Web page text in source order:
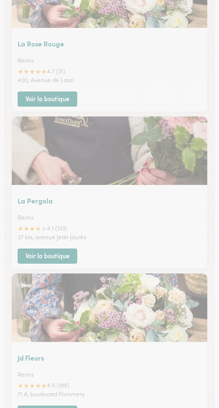
La Rose Rouge
Reims
★★★★★4.7 (31)
400, Avenue de Laon
Voir la boutique
La Pergola
Reims
★★★★
4.1 (133)
37 bis, avenue Jean Jaurès
Voir la boutique
Jd Fleurs
Reims
★★★★★4.5 (188)
71 A, boulevard Pommery